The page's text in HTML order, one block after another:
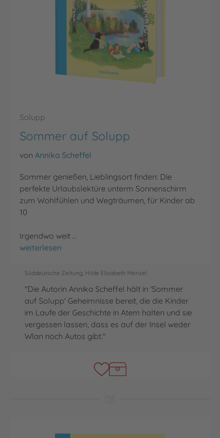
Solupp
Sommer auf Solupp
von Annika Scheffel
Sommer genießen, Lieblingsort finden: Die
perfekte Urlaubslektüre unterm Sonnenschirm
zum Wohlfühlen und Wegträumen, für Kinder ab
10
Irgendwo weit …
Sommer auf Solupp
weiterlesen
Süddeutsche Zeitung, Hilde Elisabeth Menzel
"Die Autorin Annika Scheffel hält in 'Sommer
auf Solupp' Geheimnisse bereit, die die Kinder
im Laufe der Geschichte in Atem halten und sie
vergessen lassen, dass es auf der Insel weder
Wlan noch Autos gibt."